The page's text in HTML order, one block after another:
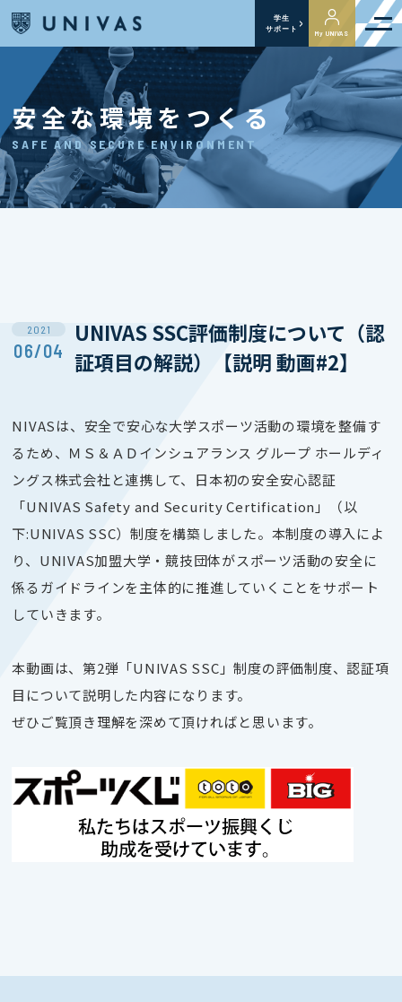
学生
サポート
My UNIVAS
安全な環境をつくる
SAFE AND SECURE ENVIRONMENT
2021
06/04
UNIVAS SSC評価制度について（認
証項目の解説）【説明 動画#2】
NIVASは、安全で安心な大学スポーツ活動の環境を整備す
るため、ＭＳ＆ＡＤインシュアランス グループ ホールディ
ングス株式会社と連携して、日本初の安全安心認証
「UNIVAS Safety and Security Certification 」（以
下:UNIVAS SSC）制度を構築しました。本制度の導入によ
り、 UNIVAS加盟大学・競技団体がスポーツ活動の安全に
係るガイドラインを主体的に推進していくことをサポート
していきます。
本動画は、第2弾「UNIVAS SSC」制度の評価制度、認証項
目 について説明した内容になります。
ぜひご覧頂き理解を深めて頂ければと思います。